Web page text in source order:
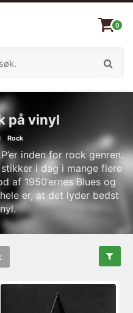
0
på vinyl
Rock
inden for rock genren.
i dag i mange flere
af 1950’ernes Blues og
er, at det lyder bedst